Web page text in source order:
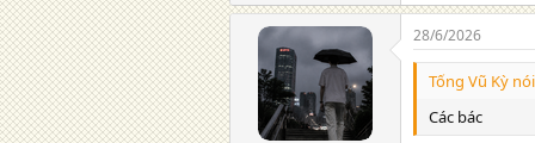
28/6/2026
Tống Vũ Kỳ
Các bác